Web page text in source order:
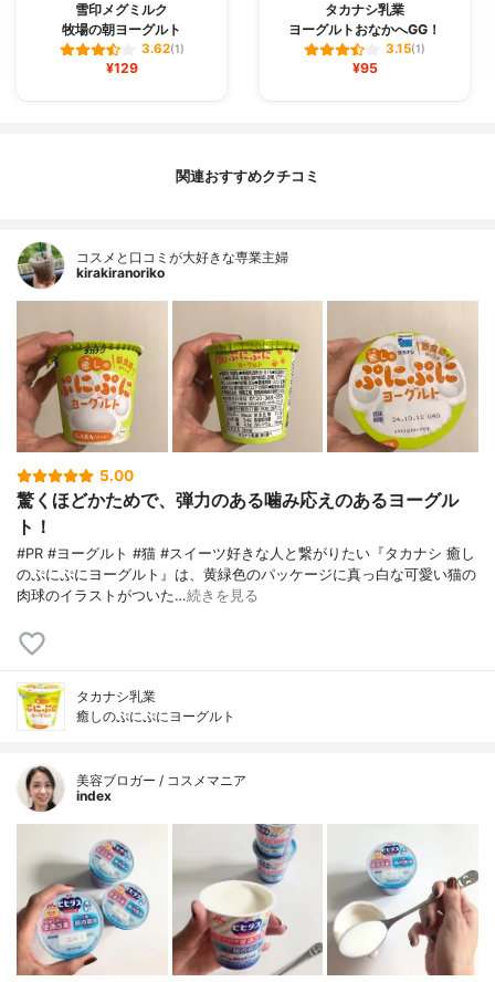
雪印メグミルク
牧場の朝ヨーグルト
3.62(1)
¥129
タカナシ乳業
ヨーグルトおなかへGG！
3.15(1)
¥95
関連おすすめクチコミ
コスメと口コミが大好きな専業主婦
kirakiranoriko
5.00
驚くほどかためで、弾力のある噛み応えのあるヨーグル
ト！
#PR #ヨーグルト #猫 #スイーツ好きな人と繋がりたい『タカナシ 癒し
のぷにぷにヨーグルト』は、黄緑色のパッケージに真っ白な可愛い猫の
肉球のイラストがついた…続きを見る
タカナシ乳業
癒しのぷにぷにヨーグルト
美容ブロガー / コスメマニア
index